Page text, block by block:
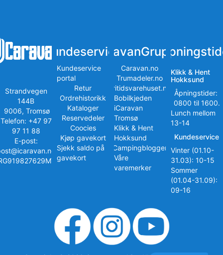
Strandvegen
144B
9006, Tromsø
Telefon: +47 97
97 11 88
E-post:
Kundeservice
Kundeservice
portal
Retur
Ordrehistorikk
Kataloger
Reservedeler
Coocies
Kjøp gavekort
Sjekk saldo på
gavekort
iCaravanGruppen
Caravan.no
Trumadeler.no
Fritidsvarehuset.no
Bobilkjeden
iCaravan
Tromsø
Klikk & Hent
Hokksund
iCampingbloggen
Våre
varemerker
Klikk & Hent
Hokksund
Åpningstider:
0800 til 1600.
Lunch mellom
13-14
Kundeservice
Vinter (01.10-
31.03): 10-15
Sommer
(01.04-31.09):
09-16